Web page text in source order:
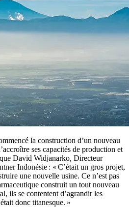
la construction d’un nouveau
ses capacités de production et
David Widjanarko, Directeur
Indonésie : « C’était un gros projet,
une nouvelle usine. Ce n’est pas
construit un tout nouveau
ils se contentent d’agrandir les
donc titanesque. »